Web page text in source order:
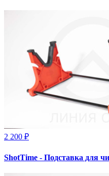
2 200 ₽
ShotTime - Подставка для